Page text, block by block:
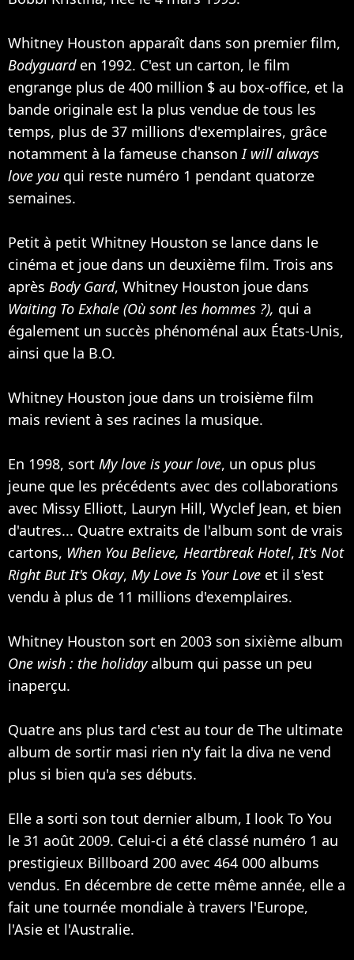
Whitney Houston apparaît dans son premier film,
Bodyguard en 1992. C'est un carton, le film
engrange plus de 400 million $ au box-office, et la
bande originale est la plus vendue de tous les
temps, plus de 37 millions d'exemplaires, grâce
notamment à la fameuse chansonI will always
love you qui reste numéro 1 pendant quatorze
semaines.
Petit à petit Whitney Houston se lance dans le
cinéma et joue dans un deuxième film. Trois ans
après Body Gard, Whitney Houston joue dans
Waiting To Exhale (Où sont les hommes ?), qui a
également un succès phénoménal aux États-Unis,
ainsi que la B.O.
Whitney Houston joue dans un troisième film
mais revient à ses racines la musique.
En 1998, sort My love is your love, un opus plus
jeune que les précédents avec des collaborations
avec Missy Elliott, Lauryn Hill, Wyclef Jean, et bien
d'autres... Quatre extraits de l'album sont de vrais
cartons, When You Believe, Heartbreak Hotel,It's Not
Right But It's Okay, My Love Is Your Love et il s'est
vendu à plus de 11 millions d'exemplaires.
Whitney Houston sort en 2003 son sixième album
One wish : the holidayalbum qui passe un peu
inaperçu.
Quatre ans plus tard c'est au tour de The ultimate
album de sortir masi rien n'y fait la diva ne vend
plus si bien qu'a ses débuts.
Elle a sorti son tout dernier album, I look To You
le 31 août 2009. Celui-ci a été classé numéro 1 au
prestigieux Billboard 200 avec 464 000 albums
vendus. En décembre de cette même année, elle a
fait une tournée mondiale à travers l'Europe,
l'Asie et l'Australie.